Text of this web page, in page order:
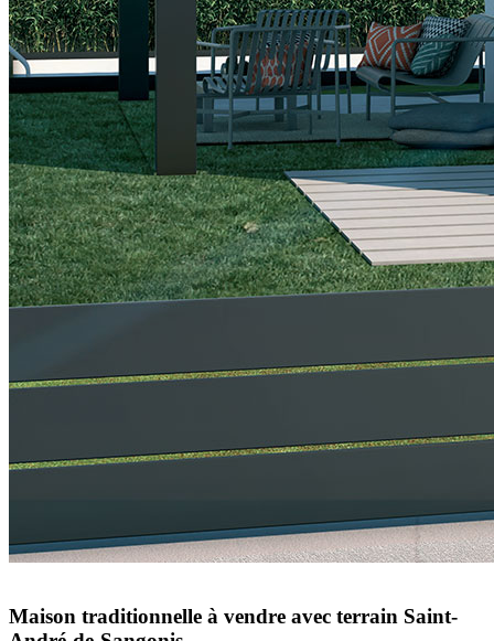
Maison traditionnelle à vendre avec terrain Saint-